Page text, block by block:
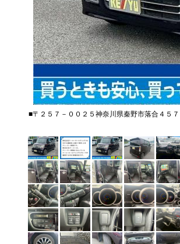
■〒２５７－００２５神奈川県秦野市落合４５